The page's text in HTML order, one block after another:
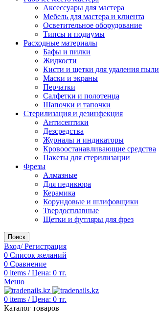
Аксессуары для мастера
Мебель для мастера и клиента
Осветительное оборудование
Типсы и подиумы
Расходные материалы
Бафы и пилки
Жидкости
Кисти и щетки для удаления пыли
Маски и экраны
Перчатки
Салфетки и полотенца
Шапочки и тапочки
Стерилизация и дезинфекция
Антисептики
Дезсредства
Журналы и индикаторы
Кровоостанавливающие средства
Пакеты для стерилизации
Фрезы
Алмазные
Для педикюра
Керамика
Корундовые и шлифовщики
Твердосплавные
Щетки и футляры для фрез
Поиск
Вход/ Регистрация
0 Список желаний
0 Сравнение
0 items / Цена: 0 тг.
Меню
0 items / Цена: 0 тг.
Каталог товаров